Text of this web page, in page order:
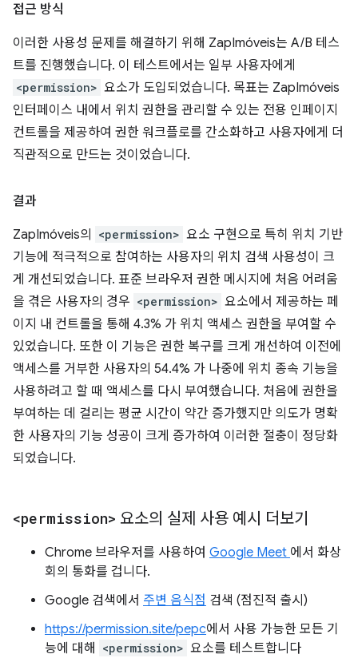
접근 방식
이러한 사용성 문제를 해결하기 위해 ZapImóveis는 A/B 테스
트를 진행했습니다. 이 테스트에서는 일부 사용자에게
<permission> 요소가 도입되었습니다. 목표는 ZapImóveis
인터페이스 내에서 위치 권한을 관리할 수 있는 전용 인페이지
컨트롤을 제공하여 권한 워크플로를 간소화하고 사용자에게 더
직관적으로 만드는 것이었습니다.
결과
ZapImóveis의 <permission> 요소 구현으로 특히 위치 기반
기능에 적극적으로 참여하는 사용자의 위치 검색 사용성이 크
게 개선되었습니다. 표준 브라우저 권한 메시지에 처음 어려움
을 겪은 사용자의 경우 <permission> 요소에서 제공하는 페
이지 내 컨트롤을 통해 4.3% 가 위치 액세스 권한을 부여할 수
있었습니다. 또한 이 기능은 권한 복구를 크게 개선하여 이전에
액세스를 거부한 사용자의 54.4% 가 나중에 위치 종속 기능을
사용하려고 할 때 액세스를 다시 부여했습니다. 처음에 권한을
부여하는 데 걸리는 평균 시간이 약간 증가했지만 의도가 명확
한 사용자의 기능 성공이 크게 증가하여 이러한 절충이 정당화
되었습니다.
<permission> 요소의 실제 사용 예시 더보기
Chrome 브라우저를 사용하여 Google Meet 에서 화상
회의 통화를 겁니다.
Google 검색에서 주변 음식점 검색 (점진적 출시)
https://permission.site/pepc에서 사용 가능한 모든 기
능에 대해
<permission> 요소를 테스트합니다